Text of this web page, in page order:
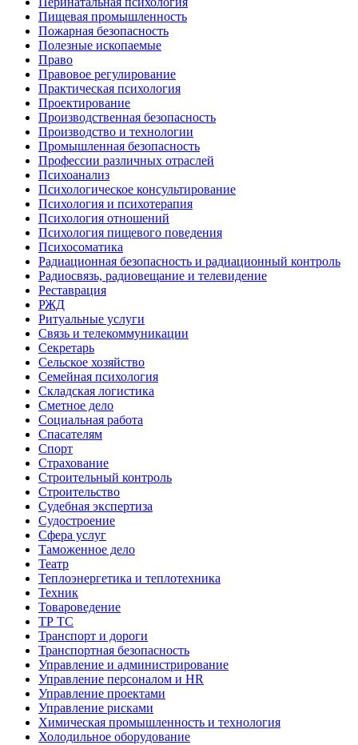
Пищевая промышленность
Пожарная безопасность
Полезные ископаемые
Право
Правовое регулирование
Практическая психология
Проектирование
Производственная безопасность
Производство и технологии
Промышленная безопасность
Профессии различных отраслей
Психоанализ
Психологическое консультирование
Психология и психотерапия
Психология отношений
Психология пищевого поведения
Психосоматика
Радиационная безопасность и радиационный контроль
Радиосвязь, радиовещание и телевидение
Реставрация
РЖД
Ритуальные услуги
Связь и телекоммуникации
Секретарь
Сельское хозяйство
Семейная психология
Складская логистика
Сметное дело
Социальная работа
Спасателям
Спорт
Страхование
Строительный контроль
Строительство
Судебная экспертиза
Судостроение
Сфера услуг
Таможенное дело
Театр
Теплоэнергетика и теплотехника
Техник
Товароведение
ТР ТС
Транспорт и дороги
Транспортная безопасность
Управление и администрирование
Управление персоналом и HR
Управление проектами
Управление рисками
Химическая промышленность и технология
Холодильное оборудование